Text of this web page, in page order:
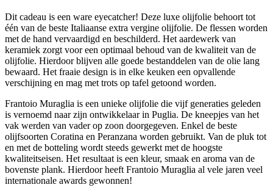
Dit cadeau is een ware eyecatcher! Deze luxe olijfolie behoort tot
één van de beste Italiaanse extra vergine olijfolie. De flessen worden
met de hand vervaardigd en beschilderd. Het aardewerk van
keramiek zorgt voor een optimaal behoud van de kwaliteit van de
olijfolie. Hierdoor blijven alle goede bestanddelen van de olie lang
bewaard. Het fraaie design is in elke keuken een opvallende
verschijning en mag met trots op tafel getoond worden.
Frantoio Muraglia is een unieke olijfolie die vijf generaties geleden
is vernoemd naar zijn ontwikkelaar in Puglia. De kneepjes van het
vak werden van vader op zoon doorgegeven. Enkel de beste
olijfsoorten Coratina en Peranzana worden gebruikt. Van de pluk tot
en met de botteling wordt steeds gewerkt met de hoogste
kwaliteitseisen. Het resultaat is een kleur, smaak en aroma van de
bovenste plank. Hierdoor heeft Frantoio Muraglia al vele jaren veel
internationale awards gewonnen!